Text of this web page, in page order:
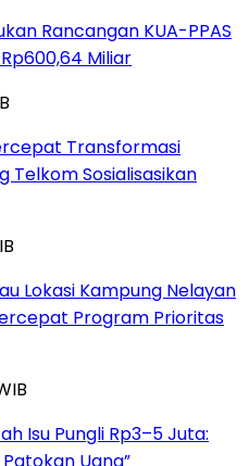
Rancangan KUA-PPAS
Miliar
Transformasi
Telkom Sosialisasikan
Lokasi Kampung Nelayan
Program Prioritas
Isu Pungli Rp3–5 Juta:
Uang”